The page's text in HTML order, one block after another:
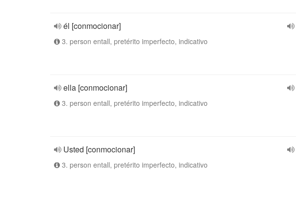
él [conmocionar]
3. person entall, pretérito imperfecto, indicativo
ella [conmocionar]
3. person entall, pretérito imperfecto, indicativo
Usted [conmocionar]
3. person entall, pretérito imperfecto, indicativo